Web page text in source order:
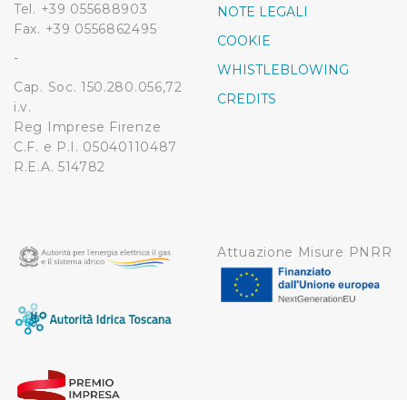
Tel. +39 055688903
Fax. +39 0556862495
-
Cap. Soc. 150.280.056,72
i.v.
Reg Imprese Firenze
C.F. e P.I. 05040110487
R.E.A. 514782
NOTE LEGALI
COOKIE
WHISTLEBLOWING
CREDITS
Attuazione Misure PNRR